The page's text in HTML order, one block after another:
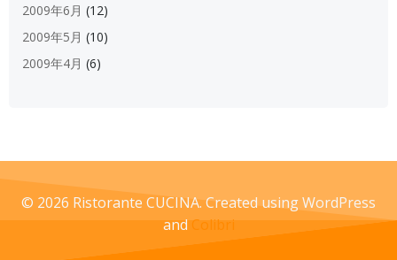
2009年6月 (12)
2009年5月 (10)
2009年4月 (6)
© 2026 Ristorante CUCINA. Created using WordPress
andColibri